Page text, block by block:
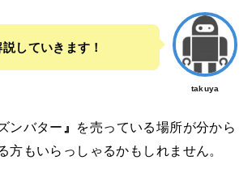
takuya
していきます！
ンバター 』 を売っている場所が分から
方もいらっしゃるかもしれません。